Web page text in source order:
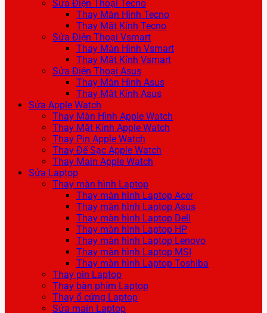
Sửa Điện Thoại Tecno
Thay Màn Hình Tecno
Thay Mặt Kính Tecno
Sửa Điện Thoại Vsmart
Thay Màn Hình Vsmart
Thay Mặt Kính Vsmart
Sửa Điện Thoại Asus
Thay Màn Hình Asus
Thay Mặt Kính Asus
Sửa Apple Watch
Thay Màn Hình Apple Watch
Thay Mặt Kính Apple Watch
Thay Pin Apple Watch
Thay Đế Sạc Apple Watch
Thay Main Apple Watch
Sửa Laptop
Thay màn hình Laptop
Thay màn hình Laptop Acer
Thay màn hình Laptop Asus
Thay màn hình Laptop Dell
Thay màn hình Laptop HP
Thay màn hình Laptop Lenovo
Thay màn hình Laptop MSI
Thay màn hình Laptop Toshiba
Thay pin Laptop
Thay bàn phím Laptop
Thay ổ cứng Laptop
Sửa main Laptop